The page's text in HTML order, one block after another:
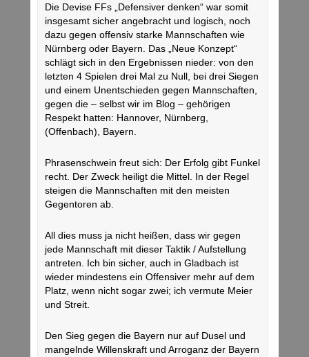
Die Devise FFs „Defensiver denken“ war somit
insgesamt sicher angebracht und logisch, noch
dazu gegen offensiv starke Mannschaften wie
Nürnberg oder Bayern. Das „Neue Konzept“
schlägt sich in den Ergebnissen nieder: von den
letzten 4 Spielen drei Mal zu Null, bei drei Siegen
und einem Unentschieden gegen Mannschaften,
gegen die – selbst wir im Blog – gehörigen
Respekt hatten: Hannover, Nürnberg,
(Offenbach), Bayern.
Phrasenschwein freut sich: Der Erfolg gibt Funkel
recht. Der Zweck heiligt die Mittel. In der Regel
steigen die Mannschaften mit den meisten
Gegentoren ab.
All dies muss ja nicht heißen, dass wir gegen
jede Mannschaft mit dieser Taktik / Aufstellung
antreten. Ich bin sicher, auch in Gladbach ist
wieder mindestens ein Offensiver mehr auf dem
Platz, wenn nicht sogar zwei; ich vermute Meier
und Streit.
Den Sieg gegen die Bayern nur auf Dusel und
mangelnde Willenskraft und Arroganz der Bayern